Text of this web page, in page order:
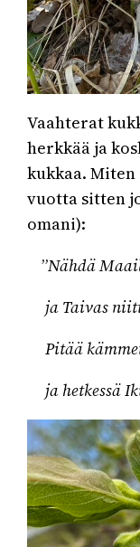
Vaahterat
herkkää ja
kukkaa.
vuotta sitten
omani):
”Nähdä
ja Taivas
Pitää
ja hetkessä